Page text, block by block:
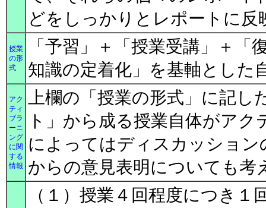
どをしっかりとレポートに
授業
の形
式
「予習」＋「授業受講」＋
知識の定着化」を基軸とした
アク
ティ
ブラ
ーニ
ング
に関
する
情報
上欄の「授業の形式」に記
ト」から成る授業自体がア
によってはディスカッショ
からの意見表明についても
（１）授業４回程度につき